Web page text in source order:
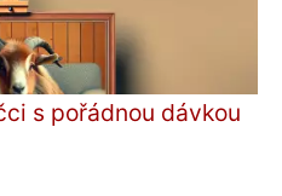
s pořádnou dávkou